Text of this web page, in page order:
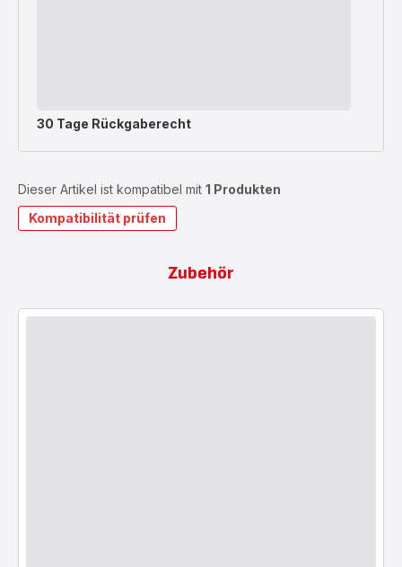
30 Tage Rückgaberecht
Dieser Artikel ist kompatibel mit 1 Produkten
Kompatibilität prüfen
Zubehör